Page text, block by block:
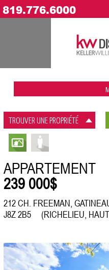
819.776.6000
TROUVER UNE PROPRIÉTÉ
APPARTEMENT
239 000$
212 CH. FREEMAN,
J8Z 2B5 (RICHELIEU,